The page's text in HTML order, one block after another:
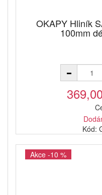
OKAPY Hliník
100mm
Kód:
Akce -10 %